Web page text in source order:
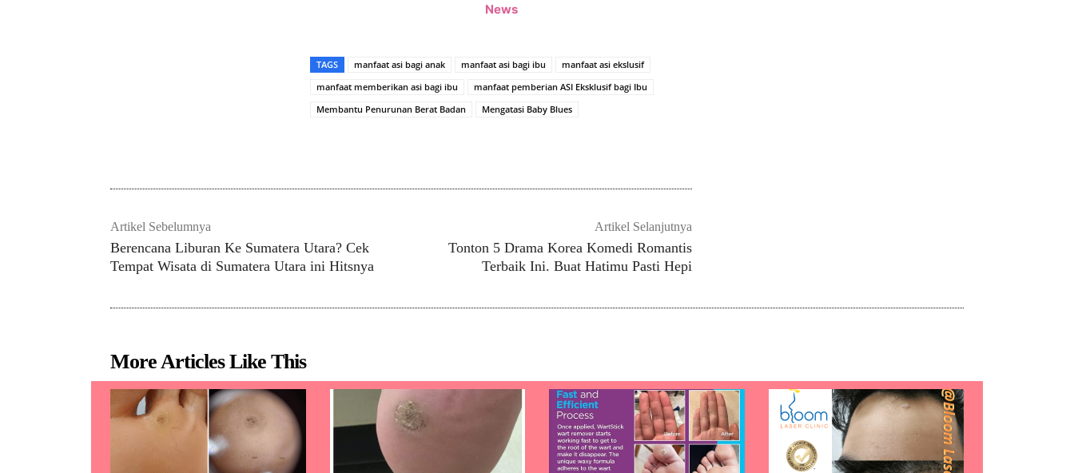
News
TAGS manfaat asi bagi anak manfaat asi bagi ibu
manfaat asi ekslusif
manfaat memberikan asi bagi ibu
manfaat pemberian ASI Eksklusif bagi Ibu
Membantu Penurunan Berat Badan
Mengatasi Baby Blues
Artikel Sebelumnya
Berencana Liburan Ke Sumatera Utara? Cek
Tempat Wisata di Sumatera Utara ini Hitsnya
Artikel Selanjutnya
Tonton 5 Drama Korea Komedi Romantis
Terbaik Ini. Buat Hatimu Pasti Hepi
More Articles Like This